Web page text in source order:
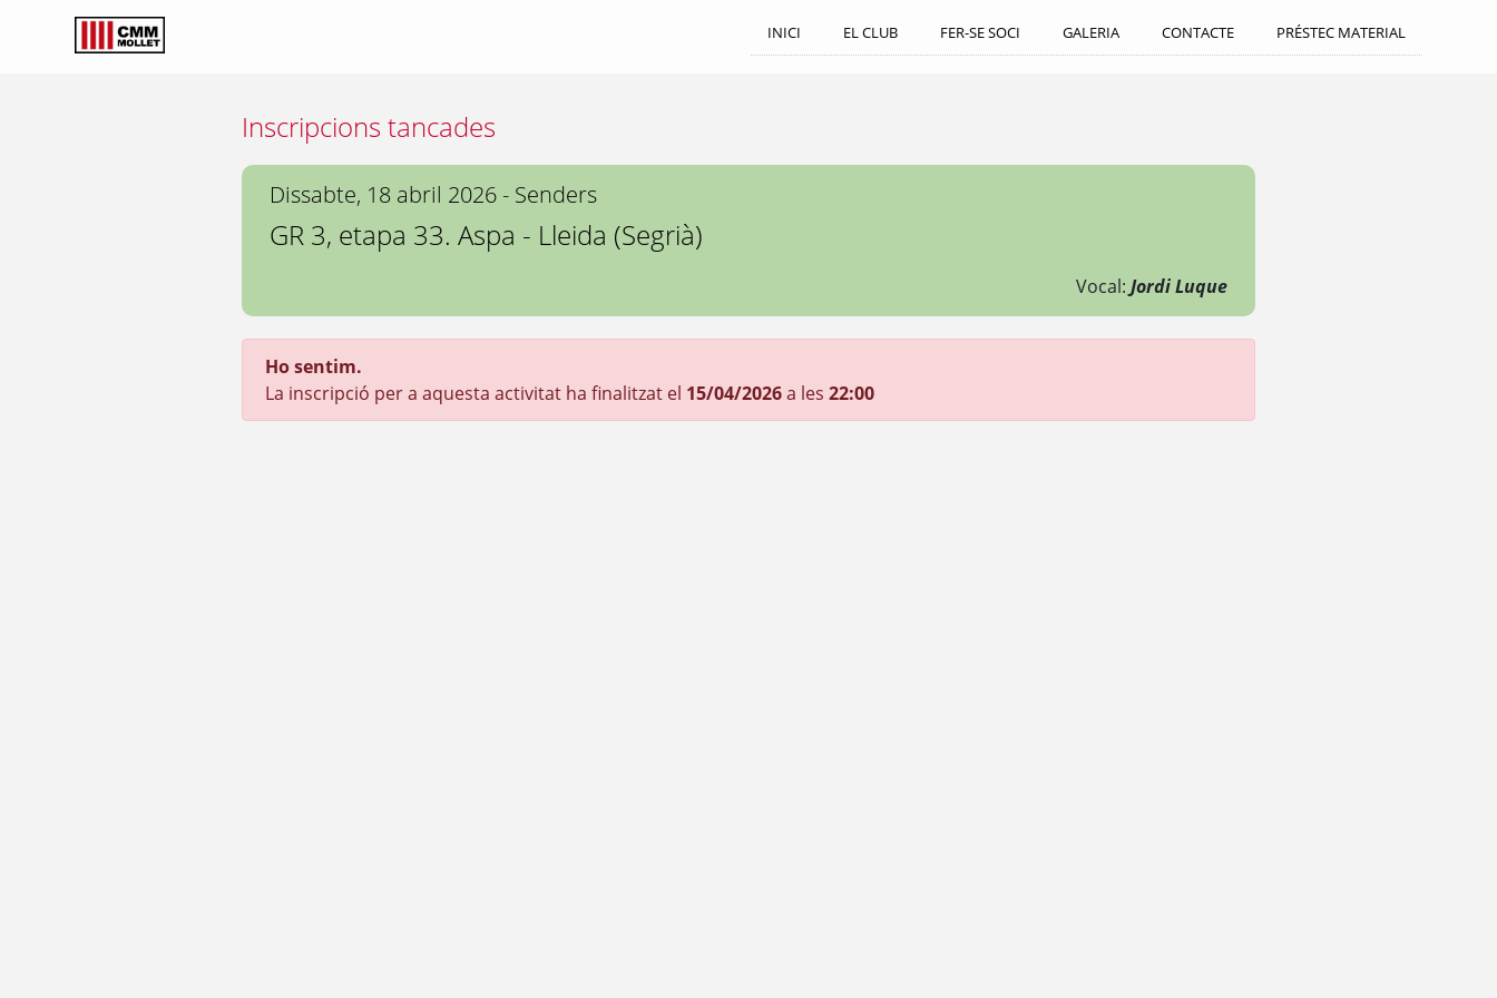
INICI EL CLUB FER-SE SOCI GALERIA CONTACTE PRÉSTEC MATERIAL
Inscripcions tancades
Dissabte, 18 abril 2026 - Senders
GR 3, etapa 33. Aspa - Lleida (Segrià)
Vocal: Jordi Luque
Ho sentim.
La inscripció per a aquesta activitat ha finalitzat el 15/04/2026a les 22:00